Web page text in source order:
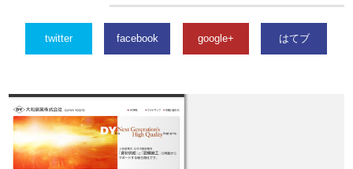
twitter facebook google+ はてブ